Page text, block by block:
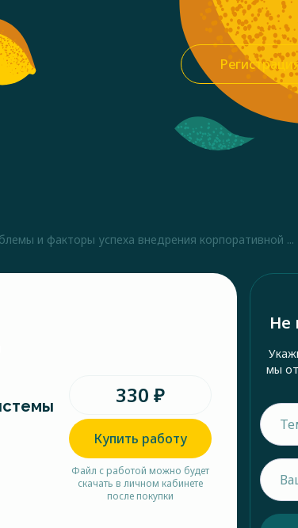
и факторы успеха внедрения корпоративной ...
330 ₽
Купить работу
Файл с работой можно будет
скачать в личном кабинете
после покупки
Не
мы